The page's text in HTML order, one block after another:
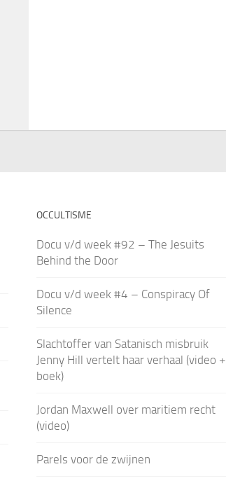
OCCULTISME
Docu v/d week #92 – The Jesuits
Behind the Door
Docu v/d week #4 – Conspiracy Of
Silence
Slachtoffer van Satanisch misbruik
Jenny Hill vertelt haar verhaal (video +
boek)
Jordan Maxwell over maritiem recht
(video)
Parels voor de zwijnen